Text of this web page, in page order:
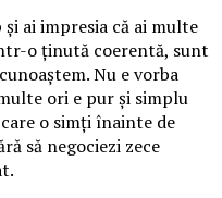
ai impresia că ai multe
o ținută coerentă, sunt
Nu e vorba
ori e pur și simplu
o simți înainte de
să negociezi zece